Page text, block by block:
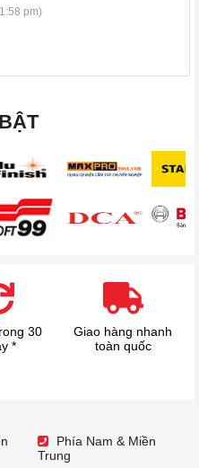
pm)
30
*
Giao hàng nhanh
toàn quốc
Phía Nam & Miền
Trung